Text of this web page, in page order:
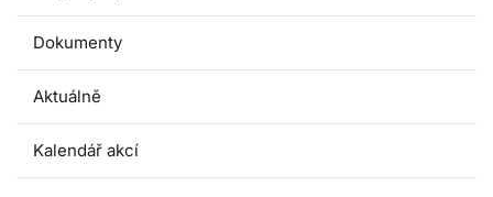
Dokumenty
Aktuálně
Kalendář akcí